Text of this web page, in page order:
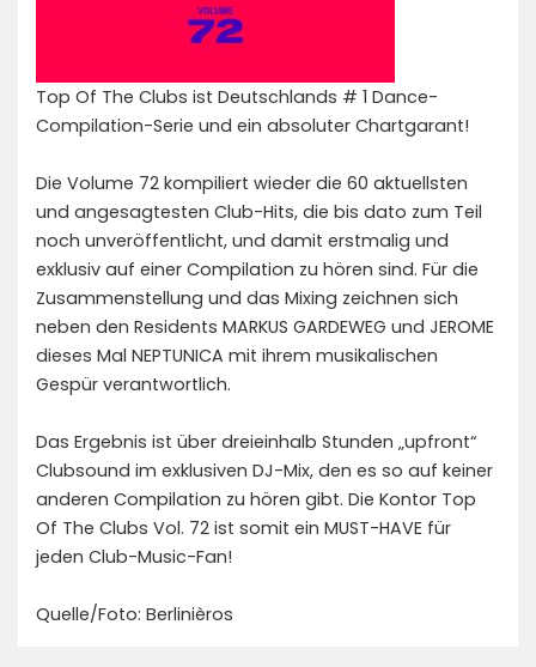
Top Of The Clubs ist Deutschlands # 1 Dance-
Compilation-Serie und ein absoluter Chartgarant!
Die Volume 72 kompiliert wieder die 60 aktuellsten
und angesagtesten Club-Hits, die bis dato zum Teil
noch unveröffentlicht, und damit erstmalig und
exklusiv auf einer Compilation zu hören sind. Für die
Zusammenstellung und das Mixing zeichnen sich
neben den Residents MARKUS GARDEWEG und JEROME
dieses Mal NEPTUNICA mit ihrem musikalischen
Gespür verantwortlich.
Das Ergebnis ist über dreieinhalb Stunden „upfront“
Clubsound im exklusiven DJ-Mix, den es so auf keiner
anderen Compilation zu hören gibt. Die Kontor Top
Of The Clubs Vol. 72 ist somit ein MUST-HAVE für
jeden Club-Music-Fan!
Quelle/Foto: Berlinièros